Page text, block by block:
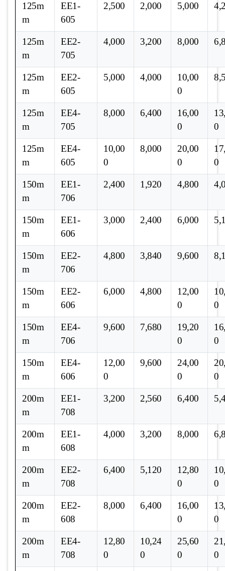
125m
m
EE1-
605
2,500 2,000 5,000
125m
m
EE2-
705
4,000 3,200 8,000
125m
m
EE2-
605
5,000 4,000
10,00
0
125m
m
EE4-
705
8,000 6,400
16,00
0
0
125m
m
EE4-
605
10,00
0
8,000
20,00
0
0
150m
m
EE1-
706
2,400 1,920 4,800
150m
m
EE1-
606
3,000 2,400 6,000
150m
m
EE2-
706
4,800 3,840 9,600
150m
m
EE2-
606
6,000 4,800
12,00
0
0
150m
m
EE4-
706
9,600 7,680
19,20
0
0
150m
m
EE4-
606
12,00
0
9,600
24,00
0
0
200m
m
EE1-
708
3,200 2,560 6,400
200m
m
EE1-
608
4,000 3,200 8,000
200m
m
EE2-
708
6,400 5,120
12,80
0
0
200m
m
EE2-
608
8,000 6,400
16,00
0
0
200m
m
EE4-
708
12,80
0
10,24
0
25,60
0
0